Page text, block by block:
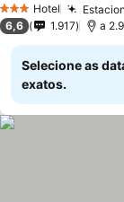
3 EstrelasHotel
6,6 1.917 a
Selecione as
exatos.